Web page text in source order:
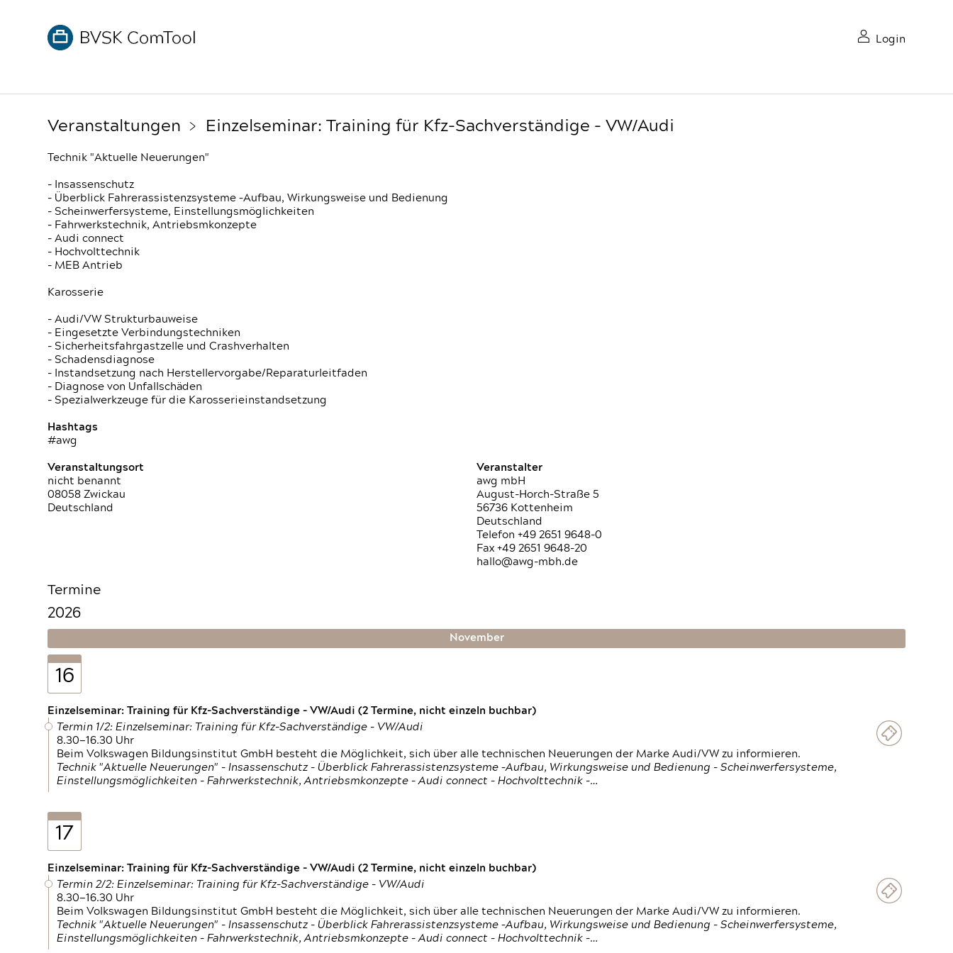
Login
Veranstaltungen ﹥ Einzelseminar: Training für Kfz-Sachverständige - VW/Audi
Technik "Aktuelle Neuerungen"
- Insassenschutz
- Überblick Fahrerassistenzsysteme –Aufbau, Wirkungsweise und Bedienung
- Scheinwerfersysteme, Einstellungsmöglichkeiten
- Fahrwerkstechnik, Antriebsmkonzepte
- Audi connect
- Hochvolttechnik
- MEB Antrieb
Karosserie
- Audi/VW Strukturbauweise
- Eingesetzte Verbindungstechniken
- Sicherheitsfahrgastzelle und Crashverhalten
- Schadensdiagnose
- Instandsetzung nach Herstellervorgabe/Reparaturleitfaden
- Diagnose von Unfallschäden
- Spezialwerkzeuge für die Karosserieinstandsetzung
Hashtags
#awg
Veranstaltungsort
nicht benannt
08058 Zwickau
Deutschland
Veranstalter
awg mbH
August-Horch-Straße 5
56736 Kottenheim
Deutschland
Telefon +49 2651 9648-0
Fax +49 2651 9648-20
hallo@awg-mbh.de
Termine
2026
November
16
Einzelseminar: Training für Kfz-Sachverständige - VW/Audi (2 Termine, nicht einzeln buchbar)
Termin 1/2: Einzelseminar: Training für Kfz-Sachverständige - VW/Audi
8.30—16.30 Uhr
Beim Volkswagen Bildungsinstitut GmbH besteht die Möglichkeit, sich über alle technischen Neuerungen der Marke Audi/VW zu informieren.
Technik "Aktuelle Neuerungen" - Insassenschutz - Überblick Fahrerassistenzsysteme –Aufbau, Wirkungsweise und Bedienung - Scheinwerfersysteme,
Einstellungsmöglichkeiten - Fahrwerkstechnik, Antriebsmkonzepte - Audi connect - Hochvolttechnik -…
17
Einzelseminar: Training für Kfz-Sachverständige - VW/Audi (2 Termine, nicht einzeln buchbar)
Termin 2/2: Einzelseminar: Training für Kfz-Sachverständige - VW/Audi
8.30—16.30 Uhr
Beim Volkswagen Bildungsinstitut GmbH besteht die Möglichkeit, sich über alle technischen Neuerungen der Marke Audi/VW zu informieren.
Technik "Aktuelle Neuerungen" - Insassenschutz - Überblick Fahrerassistenzsysteme –Aufbau, Wirkungsweise und Bedienung - Scheinwerfersysteme,
Einstellungsmöglichkeiten - Fahrwerkstechnik, Antriebsmkonzepte - Audi connect - Hochvolttechnik -…